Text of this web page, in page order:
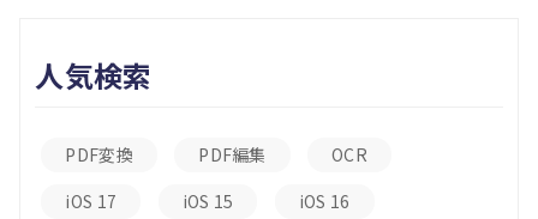
人気検索
PDF変換 PDF編集
OCR
iOS 17
iOS 15
iOS 16